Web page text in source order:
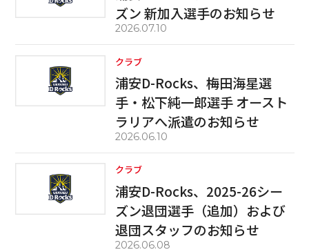
ズン 新加入選手のお知らせ
2026.07.10
クラブ
浦安D-Rocks、梅田海星選
手・松下純一郎選手 オースト
ラリアへ派遣のお知らせ
2026.06.10
クラブ
浦安D-Rocks、2025-26シー
ズン退団選手（追加）および
退団スタッフのお知らせ
2026.06.08